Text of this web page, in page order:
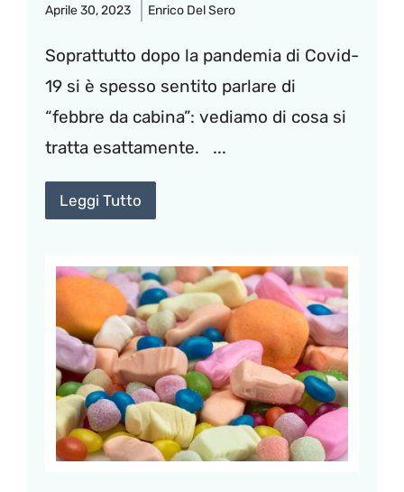
Aprile 30, 2023 Enrico Del Sero
Soprattutto dopo la pandemia di Covid-
19 si è spesso sentito parlare di
“febbre da cabina”: vediamo di cosa si
tratta esattamente. ...
Leggi Tutto